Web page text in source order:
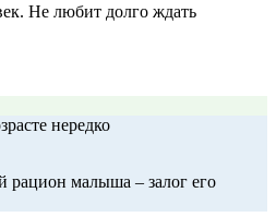
Не любит долго ждать
нередко
рацион малыша – залог его